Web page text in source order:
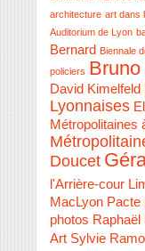
architecture art dans
Auditorium de Lyon
Bernard Biennale
policiers
David Kimelfeld
Lyonnaises
Métropolitaines
Doucet
l'Arrière-cour
MacLyon Pacte
photos Raphaël
Art Sylvie